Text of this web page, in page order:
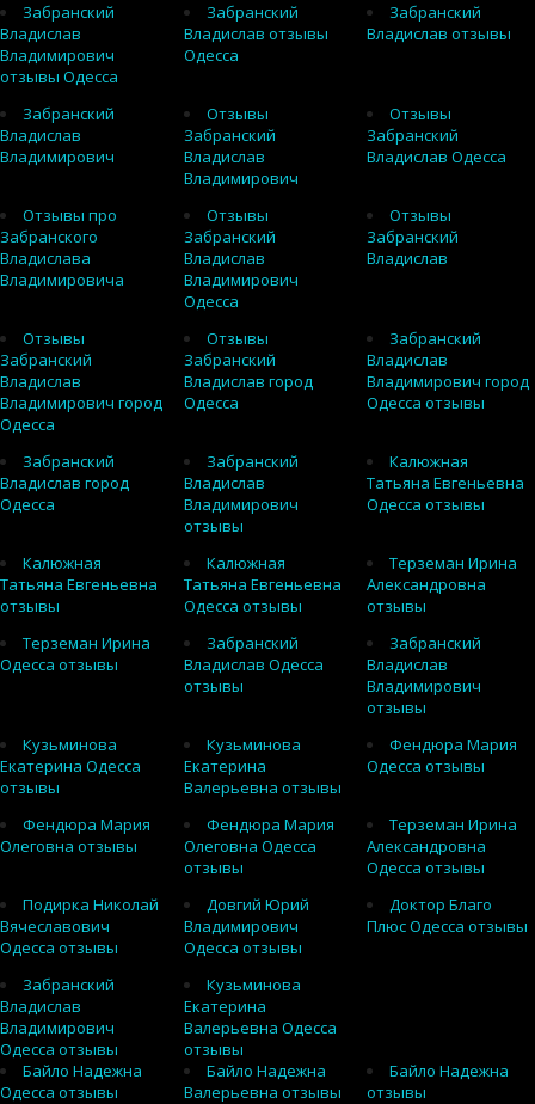
Забранский
Владислав
Владимирович
отзывы Одесса
Забранский
Владислав отзывы
Одесса
Забранский
Владислав отзывы
Забранский
Владислав
Владимирович
Отзывы
Забранский
Владислав
Владимирович
Отзывы
Забранский
Владислав Одесса
Отзывы про
Забранского
Владислава
Владимировича
Отзывы
Забранский
Владислав
Владимирович
Одесса
Отзывы
Забранский
Владислав
Отзывы
Забранский
Владислав
Владимирович город
Одесса
Отзывы
Забранский
Владислав город
Одесса
Забранский
Владислав
Владимирович город
Одесса отзывы
Забранский
Владислав город
Одесса
Забранский
Владислав
Владимирович
отзывы
Калюжная
Татьяна Евгеньевна
Одесса отзывы
Калюжная
Татьяна Евгеньевна
отзывы
Калюжная
Татьяна Евгеньевна
Одесса отзывы
Терземан Ирина
Александровна
отзывы
Терземан Ирина
Одесса отзывы
Забранский
Владислав Одесса
отзывы
Забранский
Владислав
Владимирович
отзывы
Кузьминова
Екатерина Одесса
отзывы
Кузьминова
Екатерина
Валерьевна отзывы
Фендюра Мария
Одесса отзывы
Фендюра Мария
Олеговна отзывы
Фендюра Мария
Олеговна Одесса
отзывы
Терземан Ирина
Александровна
Одесса отзывы
Подирка Николай
Вячеславович
Одесса отзывы
Довгий Юрий
Владимирович
Одесса отзывы
Доктор Благо
Плюс Одесса отзывы
Забранский
Владислав
Владимирович
Одесса отзывы
Кузьминова
Екатерина
Валерьевна Одесса
отзывы
Байло Надежна
Одесса отзывы
Байло Надежна
Валерьевна отзывы
Байло Надежна
отзывы